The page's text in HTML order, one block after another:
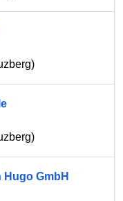
)
)
GmbH